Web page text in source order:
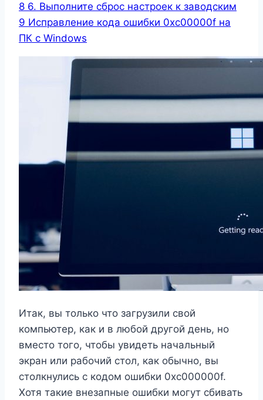
8 6. Выполните сброс настроек к заводским
9 Исправление кода ошибки 0xc00000f на
ПК с Windows
Итак, вы только что загрузили свой
компьютер, как и в любой другой день, но
вместо того, чтобы увидеть начальный
экран или рабочий стол, как обычно, вы
столкнулись с кодом ошибки 0xc000000f.
Хотя такие внезапные ошибки могут сбивать